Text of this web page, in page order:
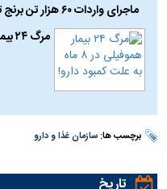
ماجرای واردات ۶۰ هزار تن برنج تقلبی به کشور چه بود؟
مرگ ۲۴ بیمار هموفیلی در ۸ ماه به علت کمبود دارو!
برچسب ها:سازمان غذا و دارو